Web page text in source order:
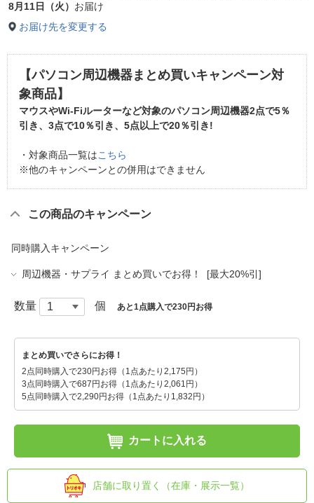
8月11日（火） お届け
お届け先を変更する
【パソコン周辺機器まとめ買いキャンペーン対
象商品】
マウスやWi-Fiルーターなど対象のパソコン周辺機器2点で5％
引き、3点で10％引き、5点以上で20％引き!
・対象商品一覧はこちら
※他のキャンペーンとの併用はできません
この商品のキャンペーン
同時購入キャンペーン
周辺機器・サプライ まとめ買いでお得！ [最大20%引]
数量 個 あと1点購入で230円お得
まとめ買いでさらにお得！
2点同時購入で230円お得（1点あたり2,175円）
3点同時購入で687円お得（1点あたり2,061円）
5点同時購入で2,290円お得（1点あたり1,832円）
カートに入れる
店舗に取り置く（在庫・展示一覧）